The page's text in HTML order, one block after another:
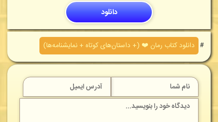
دانلود
＃ دانلود کتاب رمان ❤️ (+ داستان‌های کوتاه + نمایشنامه‌ها)